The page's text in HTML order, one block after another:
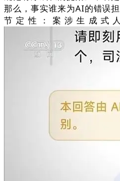
那么，事实谁来为AI的错误
节定性：案涉生成式